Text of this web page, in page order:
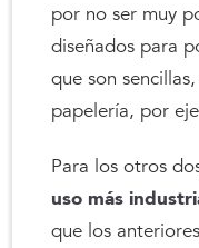
por no ser muy
diseñados para
que son
papelería, por
Para los otros
uso más
que los